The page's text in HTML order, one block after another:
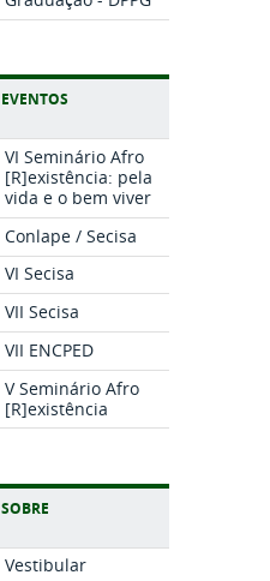
EVENTOS
VI Seminário Afro
[R]existência: pela
vida e o bem viver
Conlape / Secisa
VI Secisa
VII Secisa
VII ENCPED
V Seminário Afro
[R]existência
SOBRE
Vestibular